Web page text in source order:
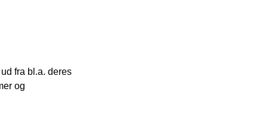
fra bl.a. deres
og